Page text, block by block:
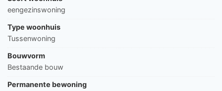
eengezinswoning
Type woonhuis
Tussenwoning
Bouwvorm
Bestaande bouw
Permanente bewoning